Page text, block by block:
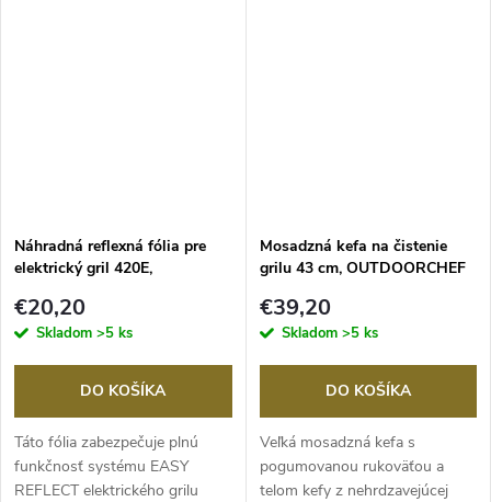
Náhradná reflexná fólia pre
elektrický gril 420E,
€20,20
Skladom >5 ks
DO KOŠÍKA
Táto fólia zabezpečuje plnú
funkčnosť systému EASY
REFLECT elektrického grilu
Mosadzná kefa na čistenie
grilu 43 cm, OUTDOORCHEF
€39,20
Skladom >5 ks
DO KOŠÍKA
Veľká mosadzná kefa s
pogumovanou rukoväťou a
telom kefy z nehrdzavejúcej